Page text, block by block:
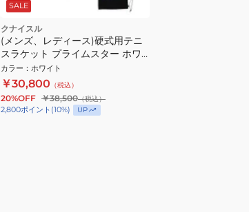
SALE
クナイスル
(メンズ、レディース)硬式用テニ
スラケット プライムスター ホワ
イト G2 KTPSWMW2
カラー ： ホワイト
￥30,800 （税込）
20%OFF ￥38,500（税込）
2,800ポイント (10%) UP